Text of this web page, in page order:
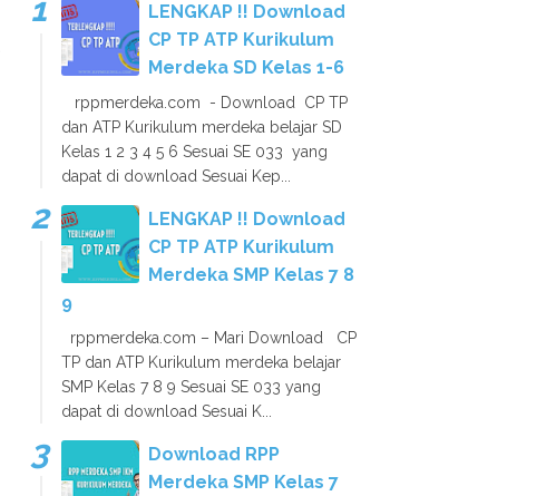
LENGKAP !! Download
CP TP ATP Kurikulum
Merdeka SD Kelas 1-6
rppmerdeka.com - Download CP TP
dan ATP Kurikulum merdeka belajar SD
Kelas 1 2 3 4 5 6 Sesuai SE 033 yang
dapat di download Sesuai Kep...
LENGKAP !! Download
CP TP ATP Kurikulum
Merdeka SMP Kelas 7 8
9
rppmerdeka.com – Mari Download CP
TP dan ATP Kurikulum merdeka belajar
SMP Kelas 7 8 9 Sesuai SE 033 yang
dapat di download Sesuai K...
Download RPP
Merdeka SMP Kelas 7